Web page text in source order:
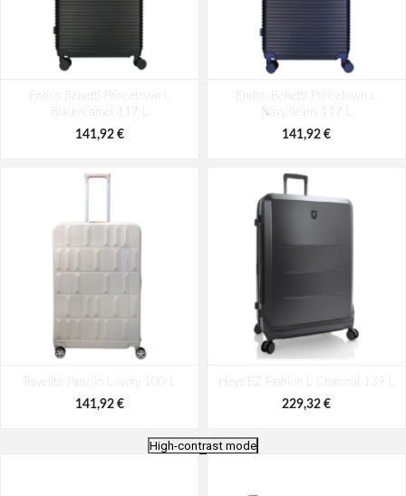
Enrico Benetti Princetown L
Black/Camel 117 L
141,92 €
Enrico Benetti Princetown L
Navy/Jeans 117 L
141,92 €
Travelite Panello L Ivory 100 L
141,92 €
Heys EZ Fashion L Charcoal 139 L
229,32 €
High-contrast mode